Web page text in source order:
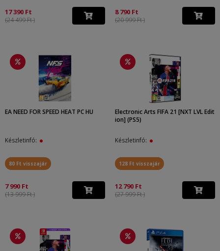
17 390 Ft
(24 499 Ft )
8 790 Ft
(20 999 Ft )
EA NEED FOR SPEED HEAT PC HU
Készletinfó:
80 Ft visszajár
7 990 Ft
(13 999 Ft )
Electronic Arts FIFA 21 [NXT LVL Edit
ion] (PS5)
Készletinfó:
128 Ft visszajár
12 790 Ft
(27 999 Ft )